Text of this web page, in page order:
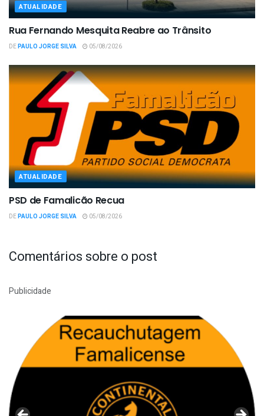
ATUALIDADE
Rua Fernando Mesquita Reabre ao Trânsito
DEPAULO JORGE SILVA 05/08/2026
ATUALIDADE
PSD de Famalicão Recua
DEPAULO JORGE SILVA 05/08/2026
Comentários sobre o post
Publicidade